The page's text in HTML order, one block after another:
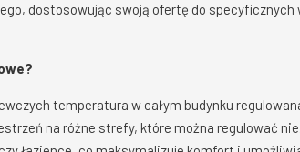
dostosowując swoją ofertę do specyficznych
temperatura w całym budynku
na różne strefy, które można regulować